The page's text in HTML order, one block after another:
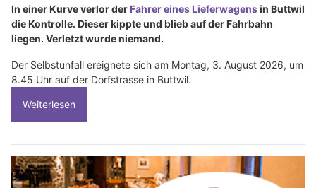
In einer Kurve verlor der Fahrer eines Lieferwagensin Buttwil
die Kontrolle. Dieser kippte und blieb auf der Fahrbahn
liegen. Verletzt wurde niemand.
Der Selbstunfall ereignete sich am Montag, 3. August 2026, um
8.45 Uhr auf der Dorfstrasse in Buttwil.
Weiterlesen